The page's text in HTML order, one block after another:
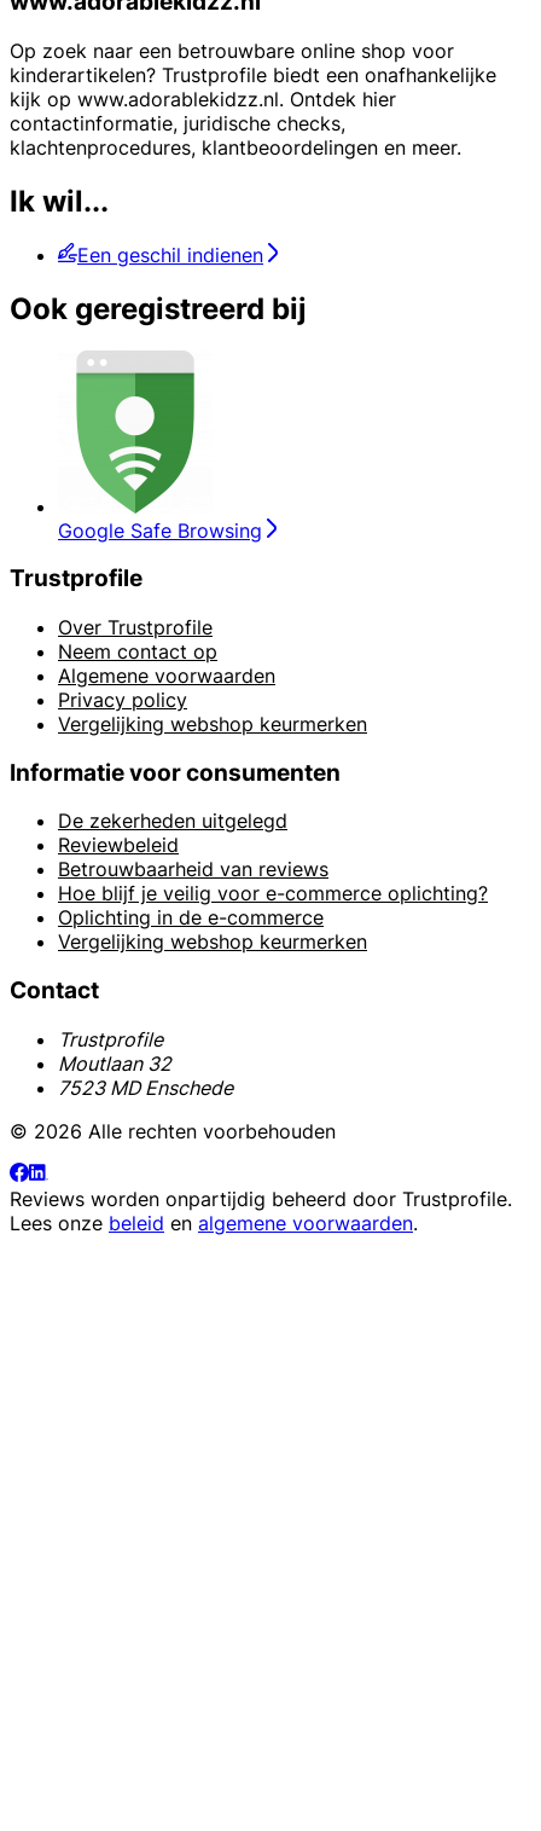
Op zoek naar een betrouwbare online shop voor
kinderartikelen? Trustprofile biedt een onafhankelijke
kijk op www.adorablekidzz.nl. Ontdek hier
contactinformatie, juridische checks,
klachtenprocedures, klantbeoordelingen en meer.
Ik wil...
Een geschil indienen
Ook geregistreerd bij
Google Safe Browsing
Trustprofile
Over Trustprofile
Neem contact op
Algemene voorwaarden
Privacy policy
Vergelijking webshop keurmerken
Informatie voor consumenten
De zekerheden uitgelegd
Reviewbeleid
Betrouwbaarheid van reviews
Hoe blijf je veilig voor e-commerce oplichting?
Oplichting in de e-commerce
Vergelijking webshop keurmerken
Contact
Trustprofile
Moutlaan 32
7523 MD Enschede
© 2026 Alle rechten voorbehouden
Reviews worden onpartijdig beheerd door Trustprofile.
Lees onze beleid en algemene voorwaarden.